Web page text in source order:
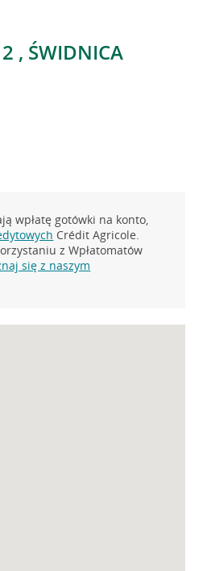
, ŚWIDNICA
wpłatę gotówki na konto,
Crédit Agricole.
z Wpłatomatów
się z naszym